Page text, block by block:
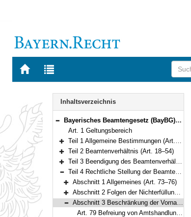
Zur
BAYERN.RECHT
Zur
letzten
Navigation
Inhaltsverzeichnis
Bereich reduzieren
Bayerisches Beamtengesetz (BayBG) Vom 29. Juli 2008 (GVBl. S. 500) BayRS 2030-1-1-F (Art. 1–147)
Art. 1 Geltungsbereich
Bereich erweitern
Teil 1 Allgemeine Bestimmungen (Art. 2–17)
Bereich erweitern
Teil 2 Beamtenverhältnis (Art. 18–54)
Bereich erweitern
Teil 3 Beendigung des Beamtenverhältnisses (Art. 55–72)
Bereich reduzieren
Teil 4 Rechtliche Stellung der Beamten und Beamtinnen (Art. 73–111)
Bereich erweitern
Abschnitt 1 Allgemeines (Art. 73–76)
Bereich erweitern
Abschnitt 2 Folgen der Nichterfüllung von Pflichten (Art. 77–78)
Bereich reduzieren
Abschnitt 3 Beschränkung der Vornahme von Amtshandlungen (Art. 79)
Art. 79 Befreiung von Amtshandlungen